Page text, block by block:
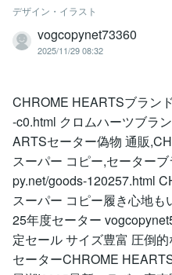
デザイン・イラスト
vogcopynet73360
2025/11/29 08:32
CHROME HEARTSブラン
-c0.html クロムハーツブラ
ARTSセーター偽物 通販
スーパー コピー,セーター
py.net/goods-120257.html
スーパー コピー履き心地
25年度セーター
定セール サイズ豊富 圧倒
セーターCHROME